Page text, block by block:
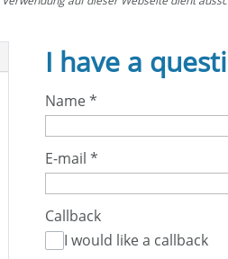
I have a
Name*
E-mail *
Callback
I would like a callback